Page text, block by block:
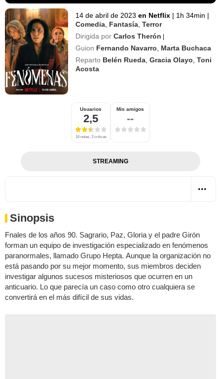
14 de abril de 2023 en Netflix | 1h 34min |
Comedia Fantasía ,Terror
Dirigida por Carlos Therón |
Guion Fernando Navarro
Marta Buchaca
Reparto Belén Rueda ,Gracia Olayo ,Toni
Acosta
Usuarios
2,5
16 notas, 3 críticas
Mis amigos
--
STREAMING
Sinopsis
Fnales de los años 90. Sagrario, Paz, Gloria y el padre Girón
forman un equipo de investigación especializado en fenómenos
paranormales, llamado Grupo Hepta. Aunque la organización no
está pasando por su mejor momento, sus miembros deciden
investigar algunos sucesos misteriosos que ocurren en un
anticuario. Lo que parecía un caso como otro cualquiera se
convertirá en el más difícil de sus vidas.